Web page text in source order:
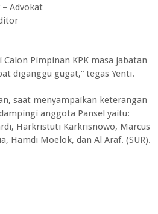
Advokat
Calon Pimpinan KPK masa jabatan
diganggu gugat,” tegas Yenti.
saat menyampaikan keterangan
anggota Pansel yaitu:
Harkristuti Karkrisnowo, Marcus
Hamdi Moelok, dan Al Araf. (SUR).